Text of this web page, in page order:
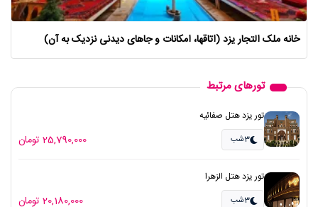
خانه ملک التجار یزد (اتاقها، امکانات و جاهای دیدنی نزدیک به آن)
تورهای مرتبط
تور یزد هتل صفائیه
3شب 25,790,000 تومان
تور یزد هتل الزهرا
3شب 20,180,000 تومان